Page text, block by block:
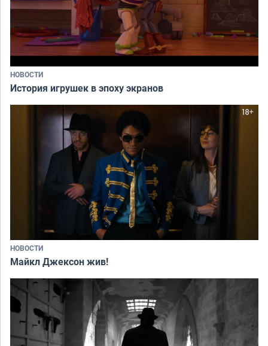
НОВОСТИ
История игрушек в эпоху экранов
НОВОСТИ
Майкл Джексон жив!